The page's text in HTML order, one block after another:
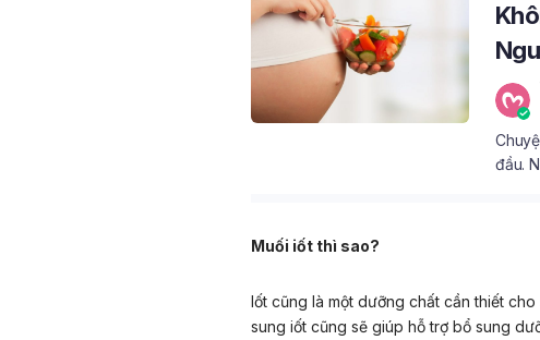
đầu.
Muối iốt thì sao?
Iốt cũng là một dưỡng chất cần thiết
sung iốt cũng sẽ giúp hỗ trợ bổ sung